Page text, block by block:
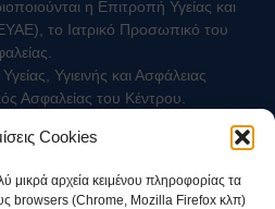
Cookies
μικρά αρχεία κειμένου πληροφορίας τα
browsers (Chrome, Mozilla Firefox κλπ)
η Επιτροπή Υγείας και
το Ιατρικό Προσωπικό του
Υγιεινής και Ασφάλειας
Ασφαλείας του Κέντρου.
Ασφαλείας